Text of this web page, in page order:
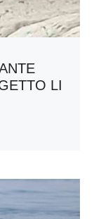
LI